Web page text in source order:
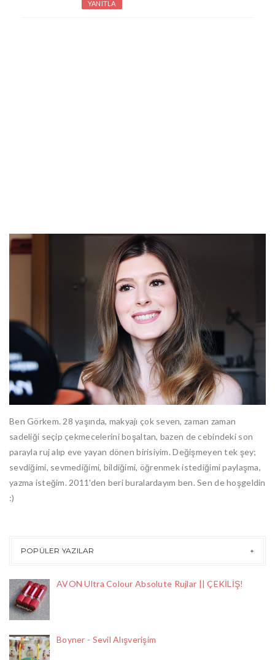
YANITLA
Ben Görkem. 28 yaşında, makyajı çok seven, zaman zaman
sadeliği seçip çekmecelerini boşaltan, bazen de cebindeki son
parayla ruj alıp eve yayan dönen birisiyim. Değişmeyen tek şey;
sevdiğimi, sevmediğimi, bildiğimi, öğrenmek istediğimi paylaşma,
yazma isteğim. 2011'den beri buralardayım ben. Sen de hoşgeldin
:)
POPÜLER YAZILAR
AVON Ultra Colour Absolute Rujlar || ÇEKİLİŞ!
Boyner - Sevil Alışverişim